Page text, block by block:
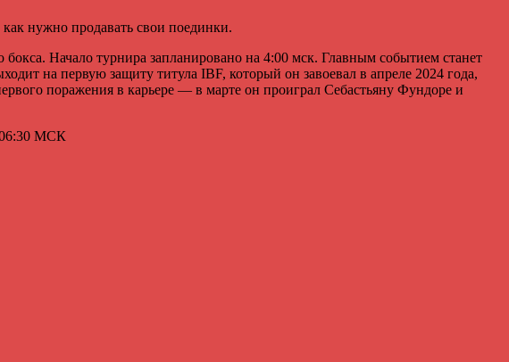
нужно продавать свои поединки.
Начало турнира запланировано на 4:00 мск. Главным событием станет
на первую защиту титула IBF, который он завоевал в апреле 2024 года,
поражения в карьере — в марте он проиграл Себастьяну Фундоре и
06:30 МСК